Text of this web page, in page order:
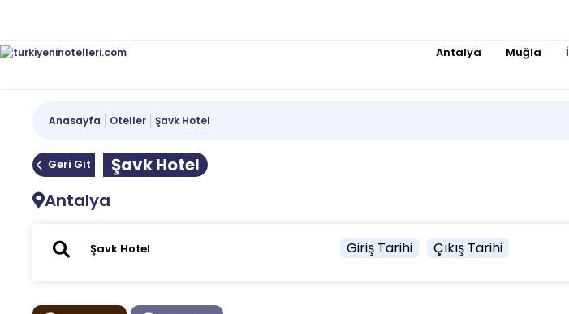
Antalya Muğla
Anasayfa Oteller Şavk Hotel
Geri Git
Şavk Hotel
Antalya
Giriş Tarihi Çıkış Tarihi